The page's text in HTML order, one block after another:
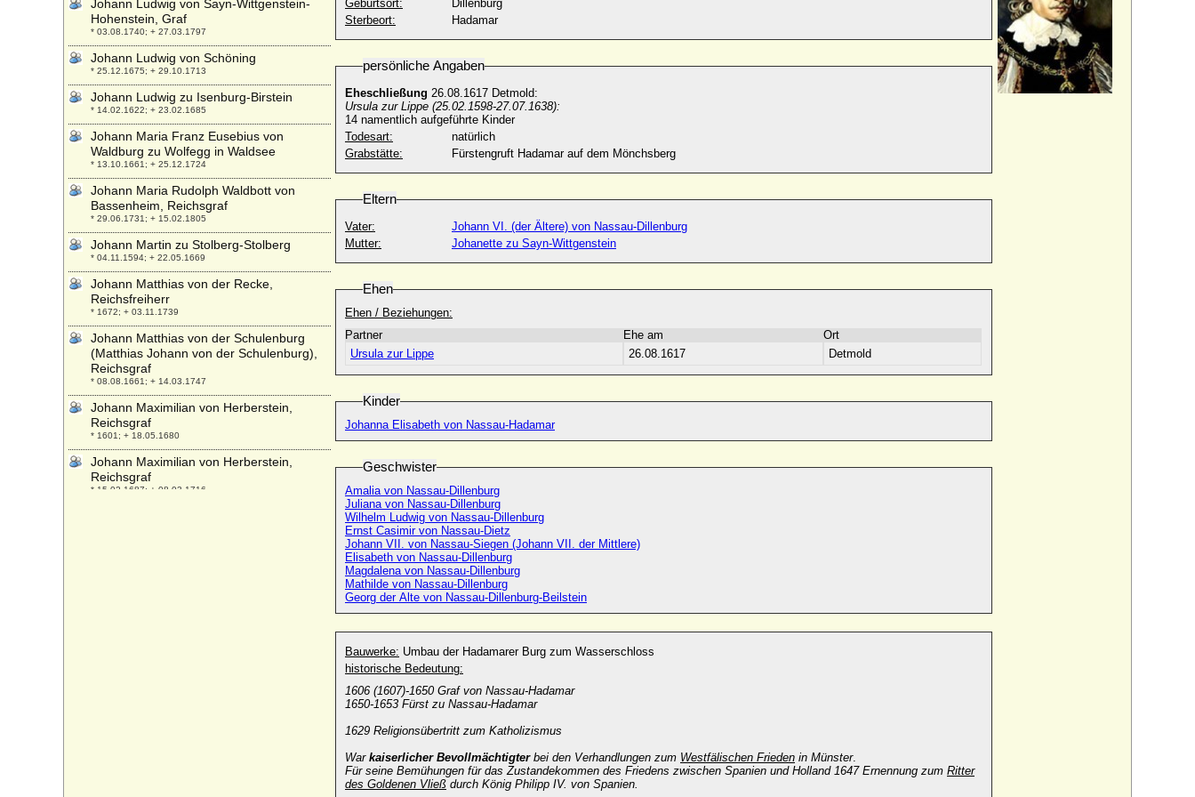
Geburtsort:
Dillenburg
Sterbeort:
Hadamar
persönliche Angaben
Eheschließung 26.08.1617 Detmold:
Ursula zur Lippe (25.02.1598-27.07.1638):
14 namentlich aufgeführte Kinder
Todesart:
natürlich
Grabstätte:
Fürstengruft Hadamar auf dem Mönchsberg
Eltern
Vater:
Johann VI. (der Ältere) von Nassau-Dillenburg
Mutter:
Johanette zu Sayn-Wittgenstein
Ehen
Ehen / Beziehungen:
Partner
Ehe am
Ort
Ursula zur Lippe
26.08.1617 Detmold
Kinder
Johanna Elisabeth von Nassau-Hadamar
Geschwister
Amalia von Nassau-Dillenburg
Juliana von Nassau-Dillenburg
Wilhelm Ludwig von Nassau-Dillenburg
Ernst Casimir von Nassau-Dietz
Johann VII. von Nassau-Siegen (Johann VII. der Mittlere)
Elisabeth von Nassau-Dillenburg
Magdalena von Nassau-Dillenburg
Mathilde von Nassau-Dillenburg
Georg der Alte von Nassau-Dillenburg-Beilstein
Bauwerke: Umbau der Hadamarer Burg zum Wasserschloss
historische Bedeutung:
1606 (1607)-1650 Graf von Nassau-Hadamar
1650-1653 Fürst zu Nassau-Hadamar
1629 Religionsübertritt zum Katholizismus
War kaiserlicher Bevollmächtigterbei den Verhandlungen zum Westfälischen Frieden in Münster.
Für seine Bemühungen für das Zustandekommen des Friedens zwischen Spanien und Holland 1647 Ernennung zum Ritter
des Goldenen Vließ durch König Philipp IV. von Spanien.
Johann Ludwig von Sayn-Wittgenstein-
Hohenstein, Graf
* 03.08.1740; + 27.03.1797
Johann Ludwig von Schöning
* 25.12.1675; + 29.10.1713
Johann Ludwig zu Isenburg-Birstein
* 14.02.1622; + 23.02.1685
Johann Maria Franz Eusebius von
Waldburg zu Wolfegg in Waldsee
* 13.10.1661; + 25.12.1724
Johann Maria Rudolph Waldbott von
Bassenheim, Reichsgraf
* 29.06.1731; + 15.02.1805
Johann Martin zu Stolberg-Stolberg
* 04.11.1594; + 22.05.1669
Johann Matthias von der Recke,
Reichsfreiherr
* 1672; + 03.11.1739
Johann Matthias von der Schulenburg
(Matthias Johann von der Schulenburg),
Reichsgraf
* 08.08.1661; + 14.03.1747
Johann Maximilian von Herberstein,
Reichsgraf
* 1601; + 18.05.1680
Johann Maximilian von Herberstein,
Reichsgraf
* 15.02.1687; + 08.03.1716